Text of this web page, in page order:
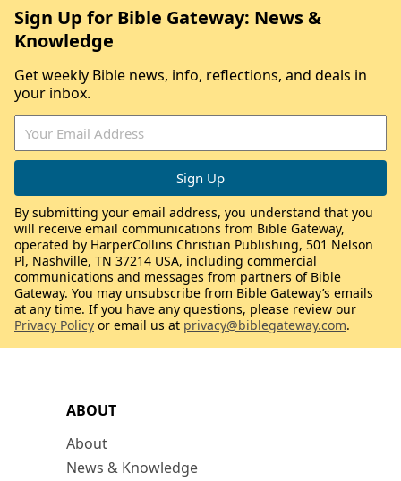
ABOUT
About
News & Knowledge
Sign Up for Bible Gateway: News &
Knowledge
Get weekly Bible news, info, reflections, and deals in
your inbox.
By submitting your email address, you understand that you
will receive email communications from Bible Gateway,
operated by HarperCollins Christian Publishing, 501 Nelson
Pl, Nashville, TN 37214 USA, including commercial
communications and messages from partners of Bible
Gateway. You may unsubscribe from Bible Gateway’s emails
at any time. If you have any questions, please review our
Privacy Policy or email us at privacy@biblegateway.com.